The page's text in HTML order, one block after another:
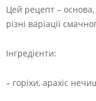
Цей рецепт – основа,
різні варіації
Інгредієнти:
– горіхи, арахіс